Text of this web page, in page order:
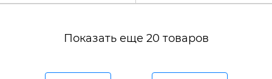
Показать еще 20 товаров